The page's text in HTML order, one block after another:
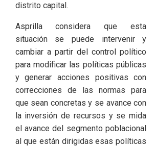
distrito capital.
Asprilla considera que esta
situación se puede intervenir y
cambiar a partir del control político
para modificar las políticas públicas
y generar acciones positivas con
correcciones de las normas para
que sean concretas y se avance con
la inversión de recursos y se mida
el avance del segmento poblacional
al que están dirigidas esas políticas